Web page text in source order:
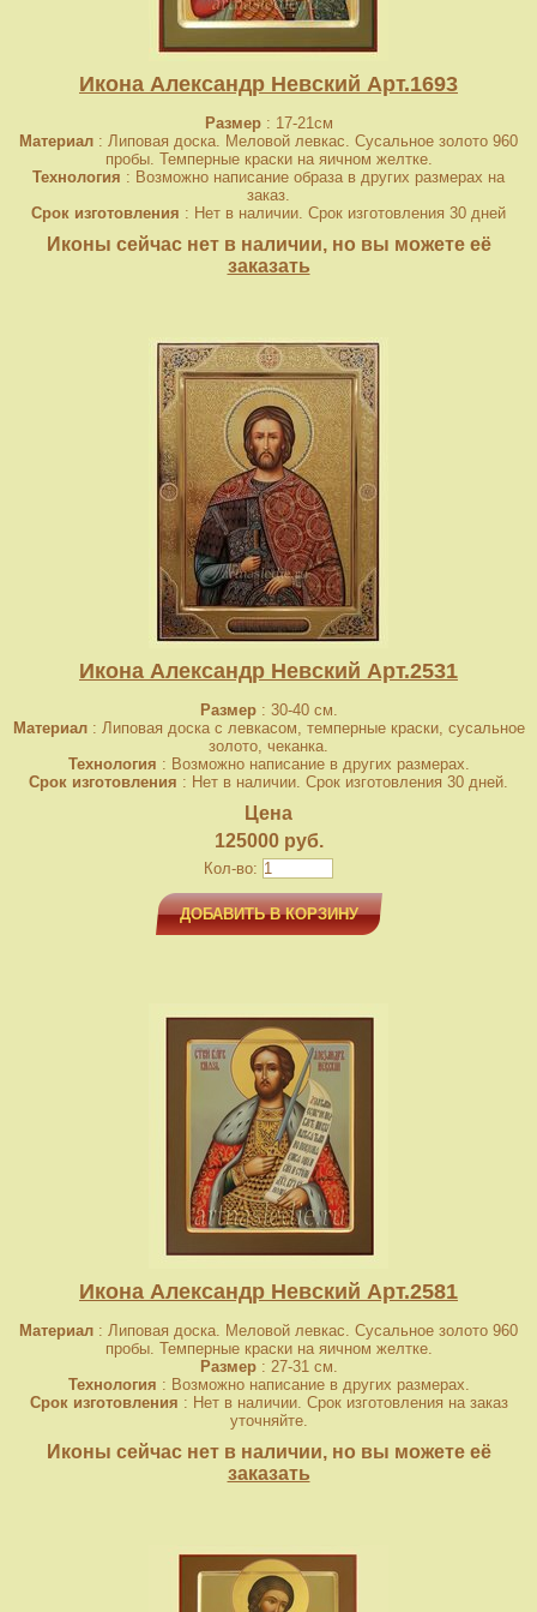
Икона Александр Невский Арт.1693
Размер: 17-21см
Материал : Липовая доска. Меловой левкас. Сусальное золото 960
пробы. Темперные краски на яичном желтке.
Технология : Возможно написание образа в других размерах на
заказ.
Срок изготовления : Нет в наличии. Срок изготовления 30 дней
Иконы сейчас нет в наличии, но вы можете её
заказать
Икона Александр Невский Арт.2531
Размер: 30-40 см.
Материал: Липовая доска с левкасом, темперные краски, сусальное
золото, чеканка.
Технология : Возможно написание в других размерах.
Срок изготовления : Нет в наличии. Срок изготовления 30 дней.
Цена
125000 руб.
Кол-во:
ДОБАВИТЬ В КОРЗИНУ
Икона Александр Невский Арт.2581
Материал : Липовая доска. Меловой левкас. Сусальное золото 960
пробы. Темперные краски на яичном желтке.
Размер: 27-31 см.
Технология : Возможно написание в других размерах.
Срок изготовления : Нет в наличии. Срок изготовления на заказ
уточняйте.
Иконы сейчас нет в наличии, но вы можете её
заказать